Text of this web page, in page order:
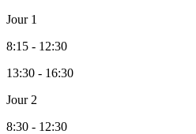
Jour 1
8:15 - 12:30
13:30 - 16:30
Jour 2
8:30 - 12:30